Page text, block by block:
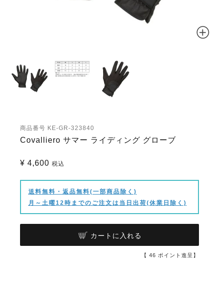
商品番号 KE-GR-323840
Covalliero サマー ライディング グローブ
¥ 4,600 税込
送料無料・返品無料(一部商品除く)
月～土曜12時までのご注文は当日出荷(休業日除く)
カートに入れる
【 46 ポイント進呈】